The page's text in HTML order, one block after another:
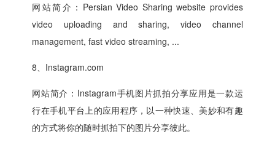
网站简介：Persian Video Sharing website provides
video uploading and sharing, video channel
management, fast video streaming, ...
8、Instagram.com
网站简介：Instagram手机图片抓拍分享应用是一款运
行在手机平台上的应用程序，以一种快速、美妙和有趣
的方式将你的随时抓拍下的图片分享彼此。